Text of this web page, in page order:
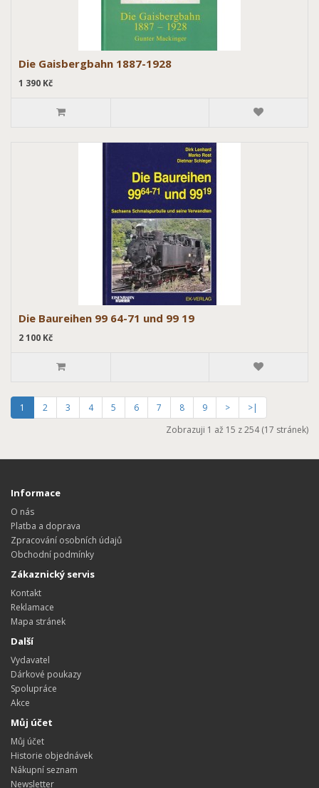
Die Gaisbergbahn 1887-1928
1 390 Kč
Die Baureihen 99 64-71 und 99 19
2 100 Kč
1 2 3 4 5 6 7 8 9 >
>|
Zobrazuji 1 až 15 z 254 (17 stránek)
Informace
O nás
Platba a doprava
Zpracování osobních údajů
Obchodní podmínky
Zákaznický servis
Kontakt
Reklamace
Mapa stránek
Další
Vydavatel
Dárkové poukazy
Spolupráce
Akce
Můj účet
Můj účet
Historie objednávek
Nákupní seznam
Newsletter